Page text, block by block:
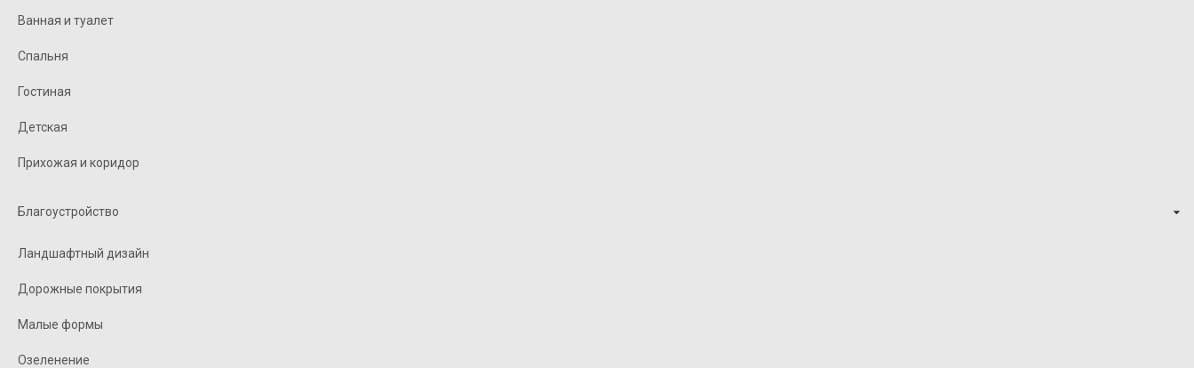
Ванная и туалет
Спальня
Гостиная
Детская
Прихожая и коридор
Благоустройство
Ландшафтный дизайн
Дорожные покрытия
Малые формы
Озеленение